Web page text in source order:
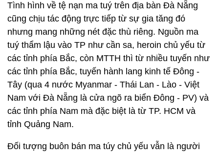
Tình hình về tệ nạn ma tuý trên địa bàn Đà Nẵng
cũng chịu tác động trực tiếp từ sự gia tăng đó
nhưng mang những nét đặc thù riêng. Nguồn ma
tuý thẩm lậu vào TP như cần sa, heroin chủ yếu từ
các tỉnh phía Bắc, còn MTTH thì từ nhiều tuyến như
các tỉnh phía Bắc, tuyến hành lang kinh tế Đông -
Tây (qua 4 nước Myanmar - Thái Lan - Lào - Việt
Nam với Đà Nẵng là cửa ngõ ra biển Đông - PV) và
các tỉnh phía Nam mà đặc biệt là từ TP. HCM và
tỉnh Quảng Nam.
Đối tượng buôn bán ma túy chủ yếu vẫn là người